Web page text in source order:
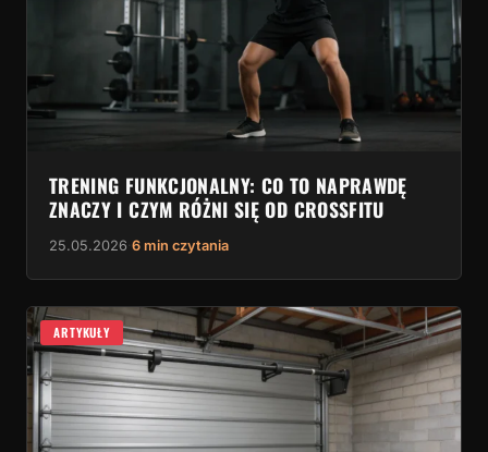
TRENING FUNKCJONALNY: CO TO NAPRAWDĘ
ZNACZY I CZYM RÓŻNI SIĘ OD CROSSFITU
25.05.2026 6 min czytania
ARTYKUŁY